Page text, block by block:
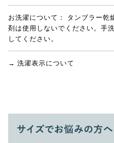
お洗濯について：
タンブラー乾
剤は使用しないでください。手
してください。
→ 洗濯表示について